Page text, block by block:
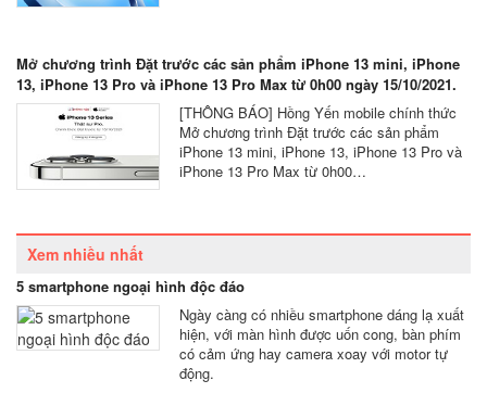
Mở chương trình Đặt trước các sản phẩm iPhone 13 mini, iPhone
13, iPhone 13 Pro và iPhone 13 Pro Max từ 0h00 ngày 15/10/2021.
[THÔNG BÁO] Hồng Yến mobile chính thức
Mở chương trình Đặt trước các sản phẩm
iPhone 13 mini, iPhone 13, iPhone 13 Pro và
iPhone 13 Pro Max từ 0h00…
Xem nhiều nhất
5 smartphone ngoại hình độc đáo
Ngày càng có nhiều smartphone dáng lạ xuất
hiện, với màn hình được uốn cong, bàn phím
có cảm ứng hay camera xoay với motor tự
động.